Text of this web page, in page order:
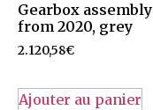
Gearbox assembly
from 2020, grey
2.120,58€
Ajouter au panier